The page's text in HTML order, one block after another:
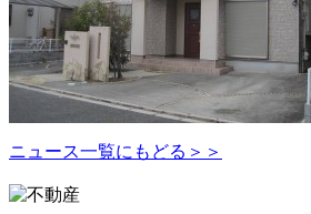
ニュース一覧にもどる＞＞